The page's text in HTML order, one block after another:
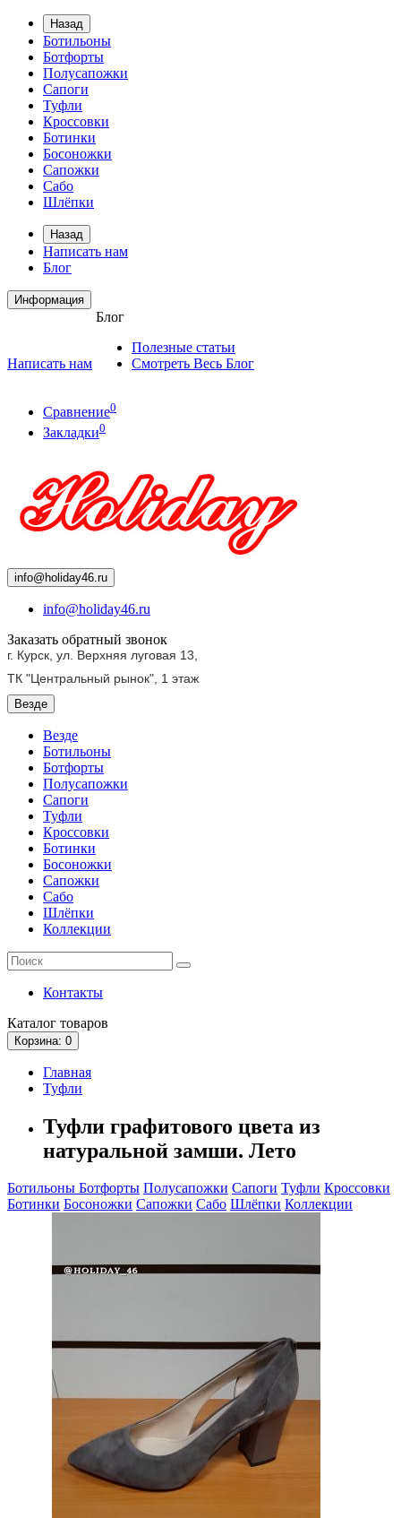
Назад
Ботильоны
Ботфорты
Полусапожки
Сапоги
Туфли
Кроссовки
Ботинки
Босоножки
Сапожки
Сабо
Шлёпки
Назад
Написать нам
Блог
Информация
Написать нам
Блог
Полезные статьи
Смотреть Весь Блог
Сравнение0
Закладки0
info@holiday46.ru
info@holiday46.ru
Заказать обратный звонок
г. Курск, ул. Верхняя луговая 13,
ТК "Центральный рынок", 1 этаж
Везде
Везде
Ботильоны
Ботфорты
Полусапожки
Сапоги
Туфли
Кроссовки
Ботинки
Босоножки
Сапожки
Сабо
Шлёпки
Коллекции
Контакты
Каталог товаров
Корзина: 0
Главная
Туфли
Туфли графитового цвета из
натуральной замши. Лето
Ботильоны Ботфорты Полусапожки Сапоги Туфли Кроссовки
Ботинки Босоножки Сапожки Сабо Шлёпки Коллекции